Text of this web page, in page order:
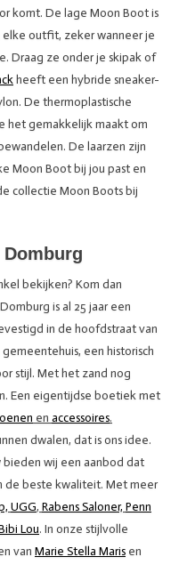
komt. De lage Moon Boot is
outfit, zeker wanneer je
Draag ze onder je skipak of
heeft een hybride sneaker-
De thermoplastische
het gemakkelijk maakt om
De laarzen zijn
Moon Boot bij jou past en
collectie Moon Boots bij
Domburg
bekijken? Kom dan
is al 25 jaar een
in de hoofdstraat van
een historisch
stijl. Met het zand nog
Een eigentijdse boetiek met
en accessoires.
dwalen, dat is ons idee.
wij een aanbod dat
de beste kwaliteit. Met meer
UGG, Rabens Saloner, Penn
Lou. In onze stijlvolle
van Marie Stella Maris en